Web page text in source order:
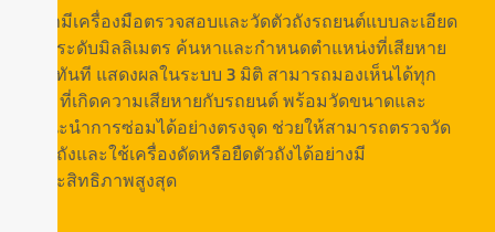
เรามีเครื่องมือตรวจสอบและวัดตัวถังรถยนต์แบบละเอียด
ในระดับมิลลิเมตร ค้นหาและกำหนดตำแหน่งที่เสียหาย
ได้ทันที แสดงผลในระบบ 3 มิติ สามารถมองเห็นได้ทุก
มุมที่เกิดความเสียหายกับรถยนต์ พร้อมวัดขนาดและ
แนะนำการซ่อมได้อย่างตรงจุด ช่วยให้สามารถตรวจวัด
ตัวถังและใช้เครื่องดัดหรือยืดตัวถังได้อย่างมี
ประสิทธิภาพสูงสุด